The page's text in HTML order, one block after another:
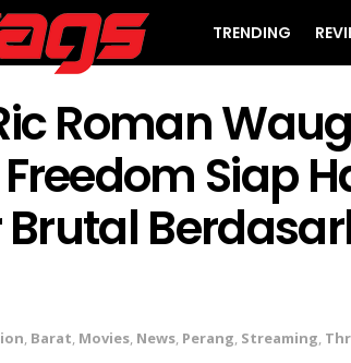
TRENDING
Roman
Siap
, Barat, Movies, News, Perang, Streaming,